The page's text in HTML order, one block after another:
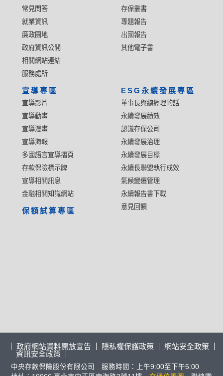
常見問答
就業資訊
廉政園地
政府資訊公開
相關網站連結
服務處所
存保叢書
專題報告
出國報告
其他電子書
宣導專區
宣導影片
宣導動畫
宣導漫畫
宣導海報
多國語言宣導摺頁
存款保險標示牌
宣導相關訊息
金融相關知識網站
ESG永續發展專區
董事長與總經理的話
永續發展績效
認識存保公司
永續發展治理
永續發展目標
永續長聯盟執行成效
氣候變遷管理
永續報告書下載
意見回饋
保額試算專區
政府網站資料開放宣告 隱私權保護政策
網站安全政策
資訊安全政策
中央存款保險股份有限公司 服務時間：上午9:00至下午5:00